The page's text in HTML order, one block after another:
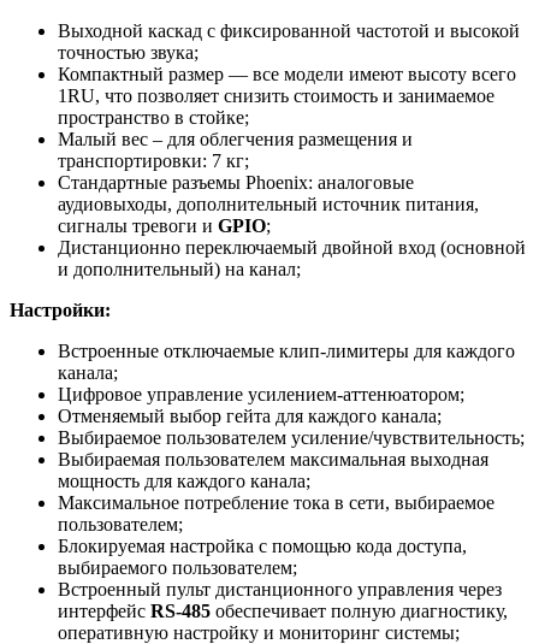
Выходной каскад с фиксированной частотой и высокой
точностью звука;
Компактный размер — все модели имеют высоту всего
1RU, что позволяет снизить стоимость и занимаемое
пространство в стойке;
Малый вес – для облегчения размещения и
транспортировки: 7 кг;
Стандартные разъемы Phoenix: аналоговые
аудиовыходы, дополнительный источник питания,
сигналы тревоги и GPIO;
Дистанционно переключаемый двойной вход (основной
и дополнительный) на канал;
Настройки:
Встроенные отключаемые клип-лимитеры для каждого
канала;
Цифровое управление усилением-аттенюатором;
Отменяемый выбор гейта для каждого канала;
Выбираемое пользователем усиление/чувствительность;
Выбираемая пользователем максимальная выходная
мощность для каждого канала;
Максимальное потребление тока в сети, выбираемое
пользователем;
Блокируемая настройка с помощью кода доступа,
выбираемого пользователем;
Встроенный пульт дистанционного управления через
интерфейс RS-485 обеспечивает полную диагностику,
оперативную настройку и мониторинг системы;